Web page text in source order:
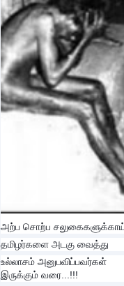
அற்ப சொற்ப
தமிழர்களை அடகு வைத்து
உல்லாசம் அனுபவிப்பவர்கள்
இருக்கும் வரை...!!!